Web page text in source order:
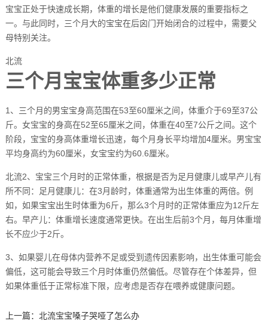
宝宝正处于快速成长期，体重的增长是他们健康发展的重要指标之
一。与此同时，三个月大的宝宝在后囟门开始闭合的过程中，需要父
母特别关注。
北流
三个月宝宝体重多少正常
1、三个月的男宝宝身高范围在53至60厘米之间，体重介于69至37公
斤。女宝宝的身高在52至65厘米之间，体重在40至7公斤之间。这个
阶段，宝宝的身高体重增长迅速，每个月身长平均增加4厘米。男宝宝
平均身高约为60厘米，女宝宝约为60.6厘米。
北流2、宝宝三个月时的正常体重，根据是否为足月健康儿或早产儿有
所不同：足月健康儿：在3月龄时，体重通常为出生体重的两倍。例
如，如果宝宝出生时体重为6斤，那么3个月时的正常体重应为12斤左
右。早产儿：体重增长速度通常更快。在出生后前3个月，每月体重增
长不应少于2斤。
3、如果婴儿在母体内营养不足或受到遗传因素影响，出生体重可能会
偏低，这可能会导致三个月时体重仍然偏低。尽管存在个体差异，但
如果体重低于正常标准下限，应考虑是否存在喂养或健康问题。
上一篇： 北流宝宝嗓子哭哑了怎么办